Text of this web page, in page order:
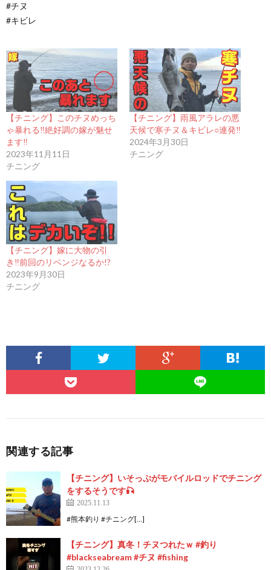
#チヌ
#キビレ
【チニング】このチヌめっち
ゃ暴れる‼︎絶好調の嫁が魅せ
ます‼︎
2023年11月11日
チニング
【チニング】雨風アラレの悪
天候で寒チヌ＆キビレ○連発‼︎
2024年3月30日
チニング
【チニング】嫁に大物の引
き‼︎前回のリベンジなるか!?
2023年9月30日
チニング
関連する記事
【チニング】いそっぷがモバイルロッドでチニング
をするそうです🎣
2025.11.13
#熊本釣り #チニング[…]
【チニング】真冬！チヌつれたｗ #釣り
#blackseabream #チヌ #fishing